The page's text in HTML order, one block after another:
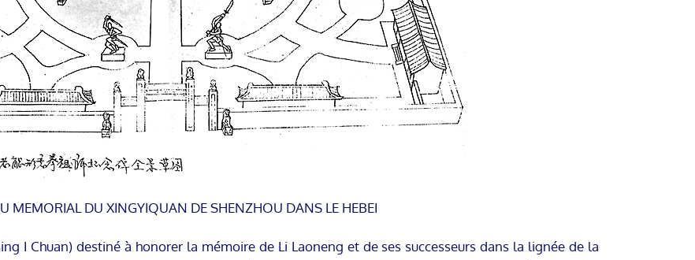
MEMORIAL DU XINGYIQUAN DE SHENZHOU DANS LE HEBEI
I Chuan) destiné à honorer la mémoire de Li Laoneng et de ses successeurs dans la lignée de la